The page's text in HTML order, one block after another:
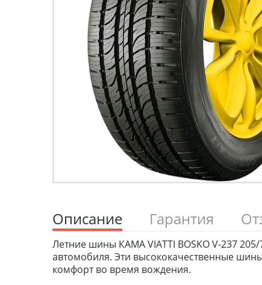
Описание Гарантия
Летние шины КАМА VIATTI BOSKO V-237
автомобиля. Эти высококачественные
комфорт во время вождения.